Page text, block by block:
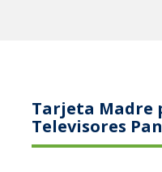
Tarjeta Madre
Televisores